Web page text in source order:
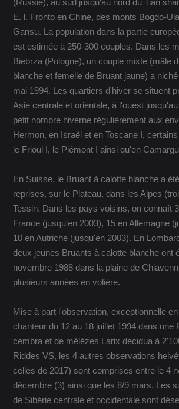
(Russie), au sud jusqu'au nord du Tian
E. l. Fronto en Chine, des monts Bogdo-
Gansu. La population dans la partie
est estimée à 250-300 couples. Dans les
Biebrza (Pologne), un couple mixte (mâle
blanche et femelle de Bruant jaune) a
mai 1994. Les quartiers d'hiver se situent
Asie centrale et orientale, à l'ouest
petit nombre hiverne régulièrement aux
Hermon, en Israël et en Toscane I,
le Frioul I, le Piémont I ainsi qu'en
En Suisse, le Bruant à calotte blanche a
reprises, sur le Plateau, dans les Alpes
Tessin. Dans les pays voisins, on connaît
France (jusqu'en 2003), 15 en Allemagne
10 en Autriche (jusqu'en 2003). En
deux jeunes Bruants à calotte blanche ont
novembre 1988 dans la plaine de
plusieurs années en volière.
Mise à part l'observation, exceptionnelle
chanteur du 12 au 18 juillet 1994 dans une
cembra et de mélèzes Larix decidua à
Riddes VS, les 4 autres observations
celles de 2017) sont comprises entre le 4
décembre (3) ainsi que les 8/9 mars. Les
de Sibérie centrale et occidentale sont